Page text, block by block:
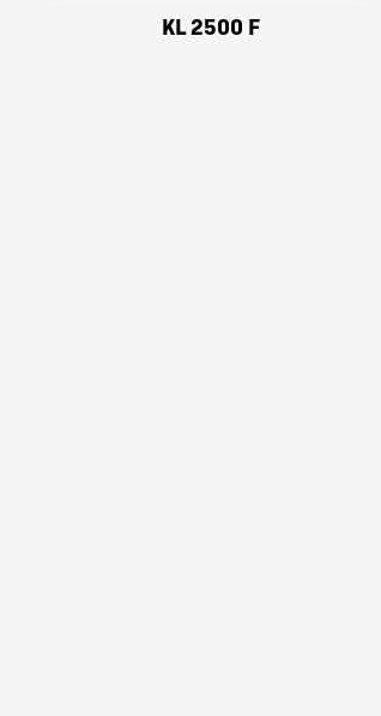
KL 2500 F